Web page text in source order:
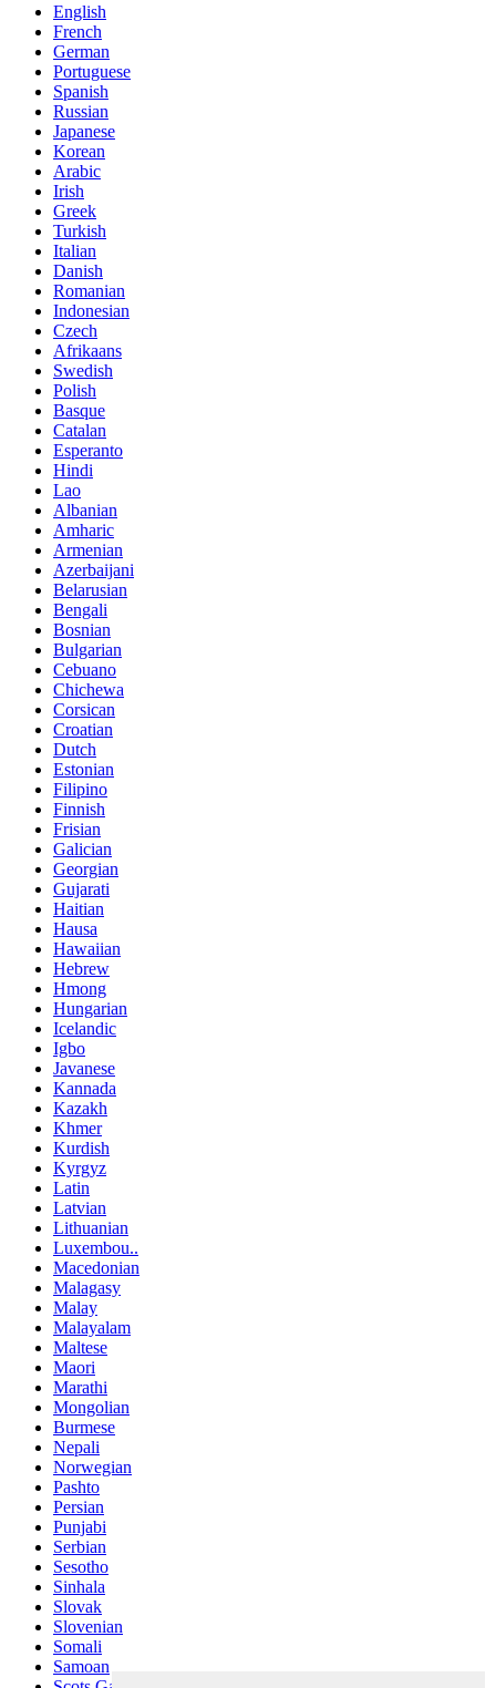
English
French
German
Portuguese
Spanish
Russian
Japanese
Korean
Arabic
Irish
Greek
Turkish
Italian
Danish
Romanian
Indonesian
Czech
Afrikaans
Swedish
Polish
Basque
Catalan
Esperanto
Hindi
Lao
Albanian
Amharic
Armenian
Azerbaijani
Belarusian
Bengali
Bosnian
Bulgarian
Cebuano
Chichewa
Corsican
Croatian
Dutch
Estonian
Filipino
Finnish
Frisian
Galician
Georgian
Gujarati
Haitian
Hausa
Hawaiian
Hebrew
Hmong
Hungarian
Icelandic
Igbo
Javanese
Kannada
Kazakh
Khmer
Kurdish
Kyrgyz
Latin
Latvian
Lithuanian
Luxembou..
Macedonian
Malagasy
Malay
Malayalam
Maltese
Maori
Marathi
Mongolian
Burmese
Nepali
Norwegian
Pashto
Persian
Punjabi
Serbian
Sesotho
Sinhala
Slovak
Slovenian
Somali
Samoan